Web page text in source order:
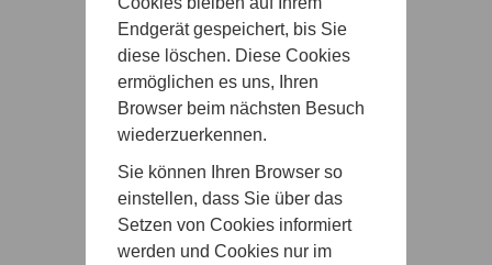
Endgerät gespeichert, bis Sie
diese löschen. Diese Cookies
ermöglichen es uns, Ihren
Browser beim nächsten Besuch
wiederzuerkennen.
Sie können Ihren Browser so
einstellen, dass Sie über das
Setzen von Cookies informiert
werden und Cookies nur im